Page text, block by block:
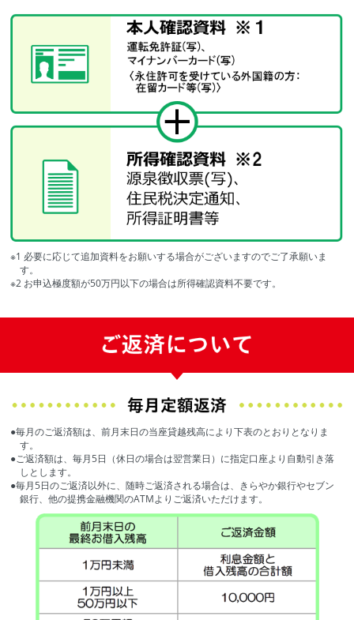
※1 必要に応じて追加資料をお願いする場合がございますのでご了承願いま
す。
※2 お申込極度額が50万円以下の場合は所得確認資料不要です。
●毎月のご返済額は、前月末日の当座貸越残高により下表のとおりとなりま
す。
●ご返済額は、毎月5日（休日の場合は翌営業日）に指定口座より自動引き落
しとします。
●毎月5日のご返済以外に、随時ご返済される場合は、きらやか銀行やセブン
銀行、他の提携金融機関のATMよりご返済いただけます。